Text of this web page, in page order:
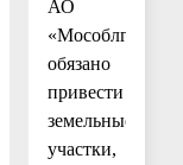
АО
«Мособлгаз»
обязано
привести
земельные
участки,